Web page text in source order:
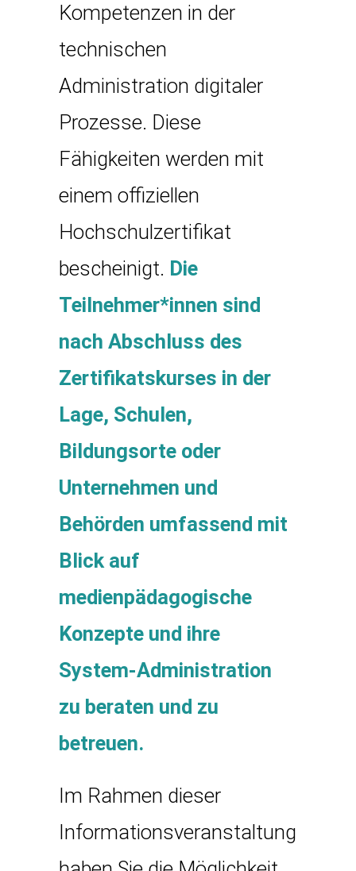
Kompetenzen in der
technischen
Administration digitaler
Prozesse. Diese
Fähigkeiten werden mit
einem offiziellen
Hochschulzertifikat
bescheinigt. Die
Teilnehmer*innen sind
nach Abschluss des
Zertifikatskurses in der
Lage, Schulen,
Bildungsorte oder
Unternehmen und
Behörden umfassend mit
Blick auf
medienpädagogische
Konzepte und ihre
System-Administration
zu beraten und zu
betreuen.
Im Rahmen dieser
Informationsveranstaltung